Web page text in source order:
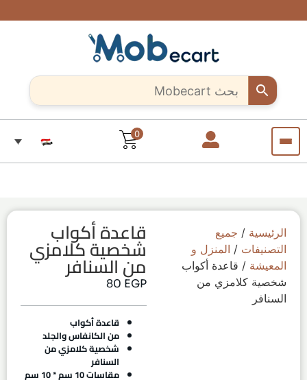
فريدة من
كل مكان
مصر
0
الرئيسية / جميع
التصنيفات / المنزل و
المعيشة / قاعدة أكواب
شخصية كلامزي من
السنافر
قاعدة أكواب
شخصية كلامزي
من السنافر
80 EGP
قاعدة أكواب
من الكانفاس والجلد
شخصية كلامزي من
السنافر
مقاسات 10 سم * 10 سم